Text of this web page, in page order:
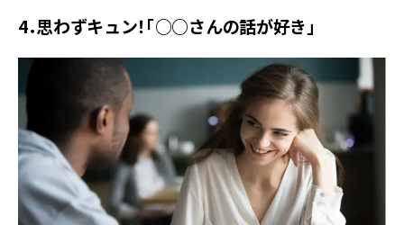
4．思わずキュン！「○○さんの話が好き」